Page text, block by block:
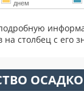
днем
столбец с его